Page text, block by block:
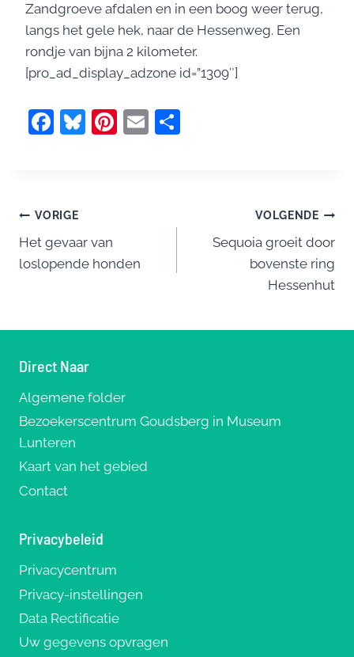
Zandgroeve afdalen en in een boog weer terug,
langs het gele hek, naar de Hessenweg. Een
rondje van bijna 2 kilometer.
[pro_ad_display_adzone id=”1309″]
F
b
o
o
Bl Pi E
Bericht
navigatie
VORIGE
Het gevaar van
loslopende honden
VOLGENDE
Sequoia groeit door
bovenste ring
Hessenhut
Direct Naar
Algemene folder
Bezoekerscentrum Goudsberg in Museum
Lunteren
Kaart van het gebied
Contact
Privacybeleid
Privacycentrum
Privacy-instellingen
Data Rectificatie
Uw gegevens opvragen